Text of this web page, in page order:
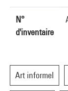
N°
d'inventaire
Art informel